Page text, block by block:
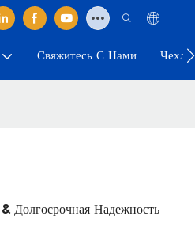
Свяжитесь С Нами Чехлы
Долгосрочная Надежность